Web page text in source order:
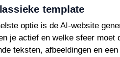
template
optie is de AI-website
je actief en welke sfeer
teksten, afbeeldingen en